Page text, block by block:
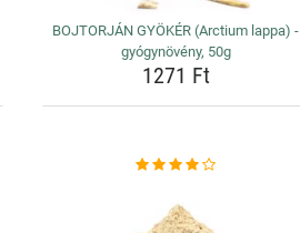
BOJTORJÁN GYÖKÉR (Arctium lappa) -
gyógynövény, 50g
1271 Ft